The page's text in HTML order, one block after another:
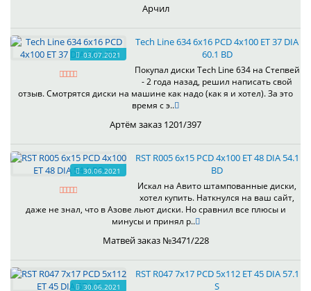
Арчил
03.07.2021
Tech Line 634 6x16 PCD 4x100 ET 37 DIA
60.1 BD
Покупал диски Tech Line 634 на Степвей
- 2 года назад, решил написать свой
отзыв. Смотрятся диски на машине как надо (как я и хотел). За это
время с э..
Артём заказ 1201/397
30.06.2021
RST R005 6x15 PCD 4x100 ET 48 DIA 54.1
BD
Искал на Авито штампованные диски,
хотел купить. Наткнулся на ваш сайт,
даже не знал, что в Азове льют диски. Но сравнил все плюсы и
минусы и принял р..
Матвей заказ №3471/228
30.06.2021
RST R047 7x17 PCD 5x112 ET 45 DIA 57.1
S